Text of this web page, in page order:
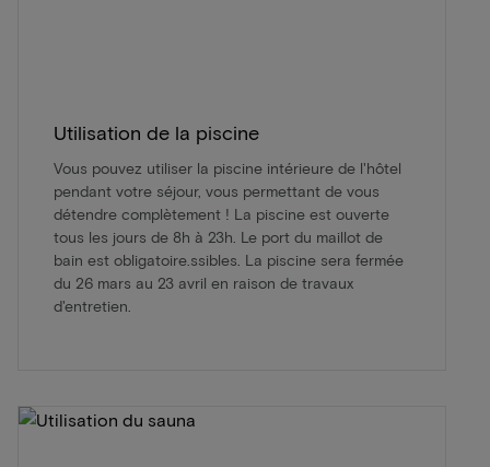
Utilisation de la piscine
Vous pouvez utiliser la piscine intérieure de l'hôtel
pendant votre séjour, vous permettant de vous
détendre complètement ! La piscine est ouverte
tous les jours de 8h à 23h. Le port du maillot de
bain est obligatoire.ssibles. La piscine sera fermée
du 26 mars au 23 avril en raison de travaux
d'entretien.